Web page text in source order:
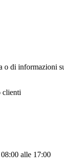
o di informazioni
clienti
alle 17:00